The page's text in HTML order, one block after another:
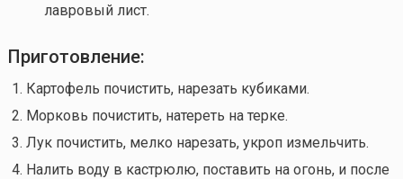
лавровый лист.
Приготовление:
Картофель почистить, нарезать кубиками.
Морковь почистить, натереть на терке.
Лук почистить, мелко нарезать, укроп измельчить.
Налить воду в кастрюлю, поставить на огонь, и после